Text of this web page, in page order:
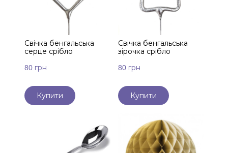
Свічка бенгальська
серце срібло
80 грн
Купити
Свічка бенгальська
зірочка срібло
80 грн
Купити